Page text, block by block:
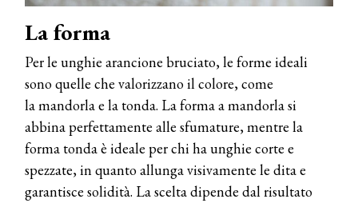
La forma
Per le unghie arancione bruciato, le forme ideali
sono quelle che valorizzano il colore, come
la mandorla e la tonda. La forma a mandorla si
abbina perfettamente alle sfumature, mentre la
forma tonda è ideale per chi ha unghie corte e
spezzate, in quanto allunga visivamente le dita e
garantisce solidità. La scelta dipende dal risultato